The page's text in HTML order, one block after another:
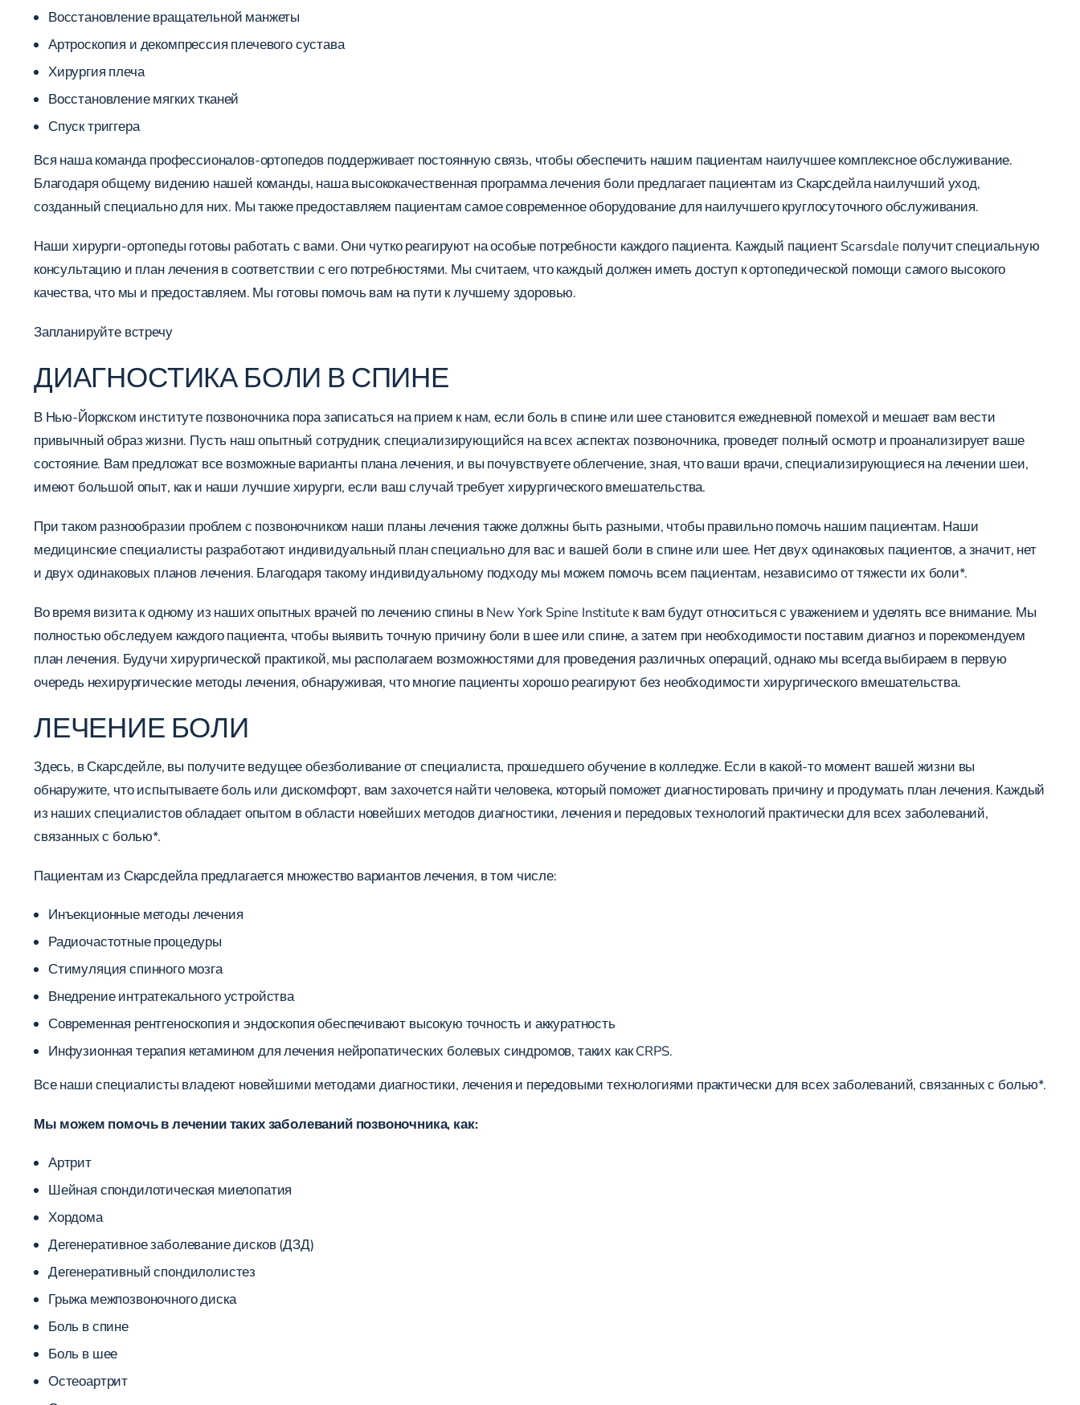
Восстановление вращательной манжеты
Артроскопия и декомпрессия плечевого сустава
Хирургия плеча
Восстановление мягких тканей
Спуск триггера
Вся наша команда профессионалов-ортопедов поддерживает постоянную связь, чтобы обеспечить нашим пациентам наилучшее комплексное обслуживание.
Благодаря общему видению нашей команды, наша высококачественная программа лечения боли предлагает пациентам из Скарсдейла наилучший уход,
созданный специально для них. Мы также предоставляем пациентам самое современное оборудование для наилучшего круглосуточного обслуживания.
Наши хирурги-ортопеды готовы работать с вами. Они чутко реагируют на особые потребности каждого пациента. Каждый пациент Scarsdale получит специальную
консультацию и план лечения в соответствии с его потребностями. Мы считаем, что каждый должен иметь доступ к ортопедической помощи самого высокого
качества, что мы и предоставляем. Мы готовы помочь вам на пути к лучшему здоровью.
Запланируйте встречу
ДИАГНОСТИКА БОЛИ В СПИНЕ
В Нью-Йоркском институте позвоночника пора записаться на прием к нам, если боль в спине или шее становится ежедневной помехой и мешает вам вести
привычный образ жизни. Пусть наш опытный сотрудник, специализирующийся на всех аспектах позвоночника, проведет полный осмотр и проанализирует ваше
состояние. Вам предложат все возможные варианты плана лечения, и вы почувствуете облегчение, зная, что ваши врачи, специализирующиеся на лечении шеи,
имеют большой опыт, как и наши лучшие хирурги, если ваш случай требует хирургического вмешательства.
При таком разнообразии проблем с позвоночником наши планы лечения также должны быть разными, чтобы правильно помочь нашим пациентам. Наши
медицинские специалисты разработают индивидуальный план специально для вас и вашей боли в спине или шее. Нет двух одинаковых пациентов, а значит, нет
и двух одинаковых планов лечения. Благодаря такому индивидуальному подходу мы можем помочь всем пациентам, независимо от тяжести их боли*.
Во время визита к одному из наших опытных врачей по лечению спины в New York Spine Institute к вам будут относиться с уважением и уделять все внимание. Мы
полностью обследуем каждого пациента, чтобы выявить точную причину боли в шее или спине, а затем при необходимости поставим диагноз и порекомендуем
план лечения. Будучи хирургической практикой, мы располагаем возможностями для проведения различных операций, однако мы всегда выбираем в первую
очередь нехирургические методы лечения, обнаруживая, что многие пациенты хорошо реагируют без необходимости хирургического вмешательства.
ЛЕЧЕНИЕ БОЛИ
Здесь, в Скарсдейле, вы получите ведущее обезболивание от специалиста, прошедшего обучение в колледже. Если в какой-то момент вашей жизни вы
обнаружите, что испытываете боль или дискомфорт, вам захочется найти человека, который поможет диагностировать причину и продумать план лечения. Каждый
из наших специалистов обладает опытом в области новейших методов диагностики, лечения и передовых технологий практически для всех заболеваний,
связанных с болью*.
Пациентам из Скарсдейла предлагается множество вариантов лечения, в том числе:
Инъекционные методы лечения
Радиочастотные процедуры
Стимуляция спинного мозга
Внедрение интратекального устройства
Современная рентгеноскопия и эндоскопия обеспечивают высокую точность и аккуратность
Инфузионная терапия кетамином для лечения нейропатических болевых синдромов, таких как CRPS.
Все наши специалисты владеют новейшими методами диагностики, лечения и передовыми технологиями практически для всех заболеваний, связанных с болью*.
Мы можем помочь в лечении таких заболеваний позвоночника, как:
Артрит
Шейная спондилотическая миелопатия
Хордома
Дегенеративное заболевание дисков (ДЗД)
Дегенеративный спондилолистез
Грыжа межпозвоночного диска
Боль в спине
Боль в шее
Остеоартрит